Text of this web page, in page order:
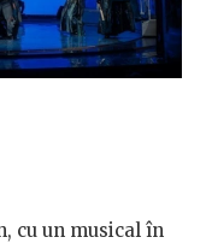
cu un musical în